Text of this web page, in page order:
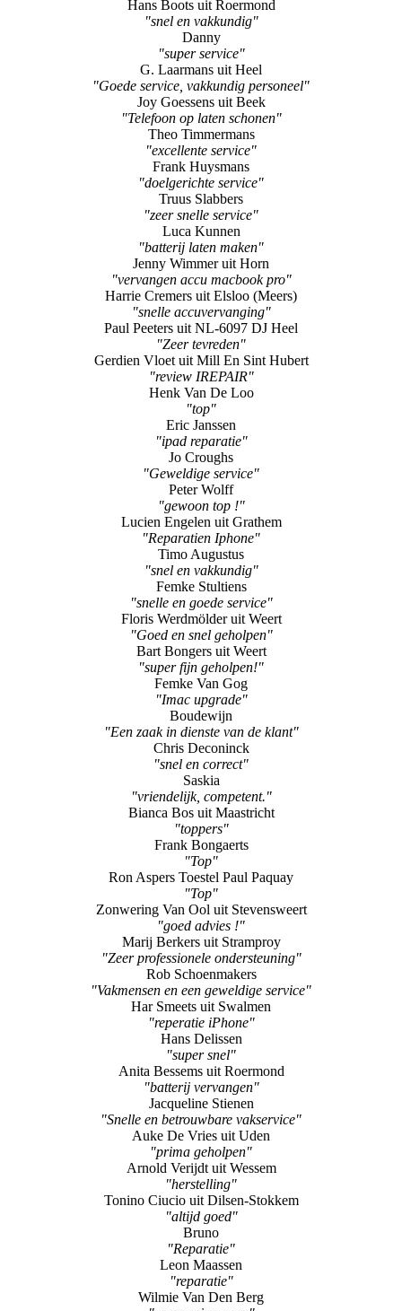
G. Laarmans uit Heel
"Goede service, vakkundig personeel"
Joy Goessens uit Beek
"Telefoon op laten schonen"
Theo Timmermans
"excellente service"
Frank Huysmans
"doelgerichte service"
Truus Slabbers
"zeer snelle service"
Luca Kunnen
"batterij laten maken"
Jenny Wimmer uit Horn
"vervangen accu macbook pro"
Harrie Cremers uit Elsloo (Meers)
"snelle accuvervanging"
Paul Peeters uit NL-6097 DJ Heel
"Zeer tevreden"
Gerdien Vloet uit Mill En Sint Hubert
"review IREPAIR"
Henk Van De Loo
"top"
Eric Janssen
"ipad reparatie"
Jo Croughs
"Geweldige service"
Peter Wolff
"gewoon top !"
Lucien Engelen uit Grathem
"Reparatien Iphone"
Timo Augustus
"snel en vakkundig"
Femke Stultiens
"snelle en goede service"
Floris Werdmölder uit Weert
"Goed en snel geholpen"
Bart Bongers uit Weert
"super fijn geholpen!"
Femke Van Gog
"Imac upgrade"
Boudewijn
"Een zaak in dienste van de klant"
Chris Deconinck
"snel en correct"
Saskia
"vriendelijk, competent."
Bianca Bos uit Maastricht
"toppers"
Frank Bongaerts
"Top"
Ron Aspers Toestel Paul Paquay
"Top"
Zonwering Van Ool uit Stevensweert
"goed advies !"
Marij Berkers uit Stramproy
"Zeer professionele ondersteuning"
Rob Schoenmakers
"Vakmensen en een geweldige service"
Har Smeets uit Swalmen
"reperatie iPhone"
Hans Delissen
"super snel"
Anita Bessems uit Roermond
"batterij vervangen"
Jacqueline Stienen
"Snelle en betrouwbare vakservice"
Auke De Vries uit Uden
"prima geholpen"
Arnold Verijdt uit Wessem
"herstelling"
Tonino Ciucio uit Dilsen-Stokkem
"altijd goed"
Bruno
"Reparatie"
Leon Maassen
"reparatie"
Wilmie Van Den Berg
"vervanging accu"
Joop Ramaekers uit Ittervoort
"prima service"
Veronique Heymann